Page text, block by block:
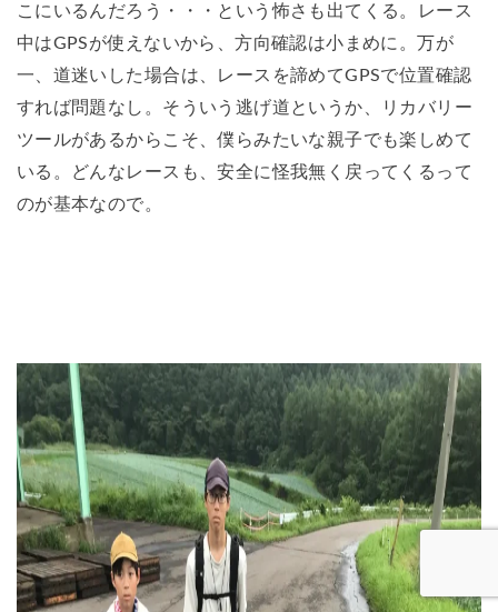
こにいるんだろう・・・という怖さも出てくる。レース
中はGPSが使えないから、方向確認は小まめに。万が
一、道迷いした場合は、レースを諦めてGPSで位置確認
すれば問題なし。そういう逃げ道というか、リカバリー
ツールがあるからこそ、僕らみたいな親子でも楽しめて
いる。どんなレースも、安全に怪我無く戻ってくるって
のが基本なので。